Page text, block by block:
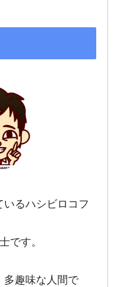
いるハシビロコフ
です。
多趣味な人間で